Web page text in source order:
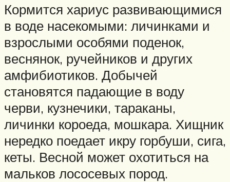
Кормится хариус развивающимися
в воде насекомыми: личинками и
взрослыми особями поденок,
веснянок, ручейников и других
амфибиотиков. Добычей
становятся падающие в воду
черви, кузнечики, тараканы,
личинки короеда, мошкара. Хищник
нередко поедает икру горбуши, сига,
кеты. Весной может охотиться на
мальков лососевых пород.